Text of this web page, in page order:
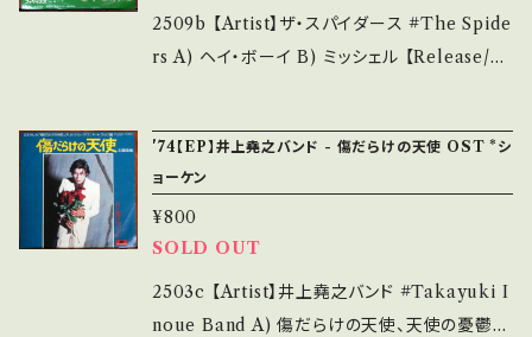
ます。 *中古という事をご理解して頂ける方のご
購入をお願い致します。 Please purchase it i
■■ をご覧ください。 https://onbankutsu.th
ebase.in/items/14252144 お知らせ等は、Ab
盤) *インナー書き込み ______________
___________ 【About the state/状態説
痛み多・キズ多く痛み多 *その他、+ - で補足し
ています。 *中古という事をご理解して頂ける方
のご購入をお願い致します。 Please purchase
it if you understand that it is second han
d. *詳しくは ■■■状態・説明 / 発送について
■■■ をご覧ください。 https://onbankutsu.
2509b 【Artist】ザ・スパイダース #The Spide
rs A) ヘイ・ボーイ B) ミッシェル 【Release/La
ルズcover! A■参考視聴■ https://youtu.b
e/60XqT1mlGGU?si=VnNaMLr9m9xLnp
57 【Condition】 Jacket/Record：B/B (国
内盤) *ジャケしわ ________________
_________ 【About the state/状態説明】
S・新品未開封など A・綺麗・キズ等も無く、痛み
'74【EP】井上堯之バンド - 傷だらけの天使 OST *シ
ョーケン
¥800
SOLD OUT
2503c 【Artist】井上堯之バンド #Takayuki I
noue Band A) 傷だらけの天使、天使の憂鬱